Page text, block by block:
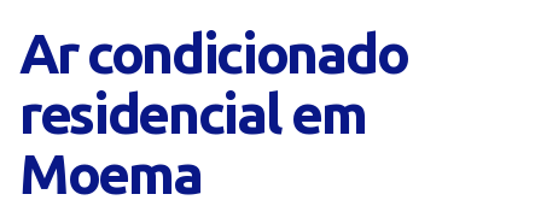
Ar condicionado
residencial em
Moema